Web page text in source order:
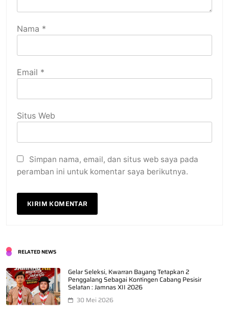
Nama *
Email *
Situs Web
Simpan nama, email, dan situs web saya pada
peramban ini untuk komentar saya berikutnya.
RELATED NEWS
Gelar Seleksi, Kwarran Bayang Tetapkan 2
Penggalang Sebagai Kontingen Cabang Pesisir
Selatan : Jamnas XII 2026
30 Mei 2026